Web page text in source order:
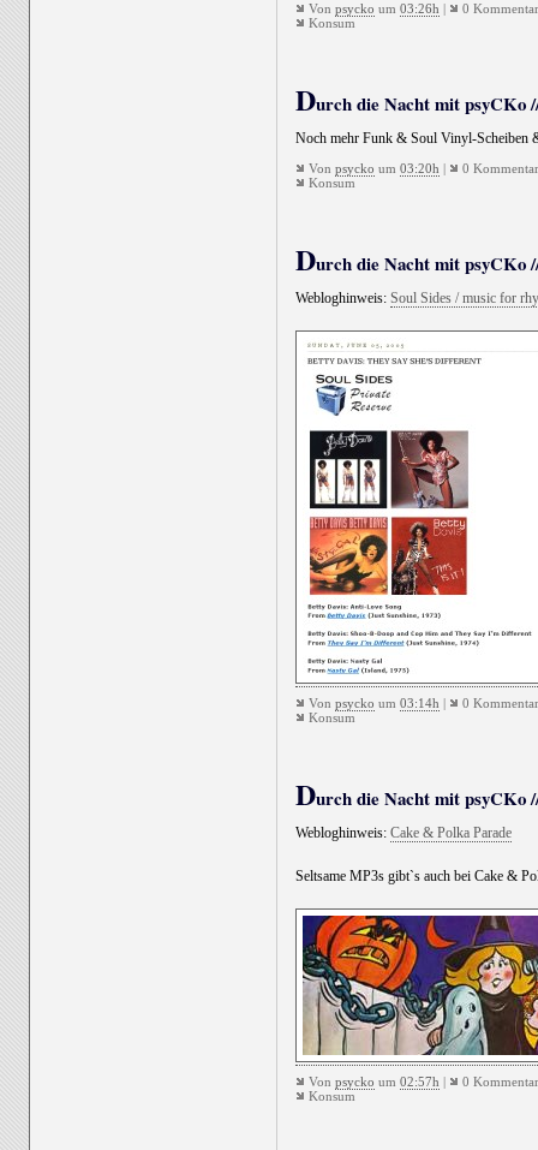
Von psycko um 03:26h |
0
Konsum
Durch die Nacht mit psyCKo
Noch mehr Funk & Soul Vinyl-Scheiben
Von psycko um 03:20h |
0
Konsum
Durch die Nacht mit psyCKo
Webloghinweis: Soul Sides / music for
Von psycko um 03:14h |
0
Konsum
Durch die Nacht mit psyCKo
Webloghinweis: Cake & Polka Parade
Seltsame MP3s gibt`s auch bei Cake &
Von psycko um 02:57h |
0
Konsum